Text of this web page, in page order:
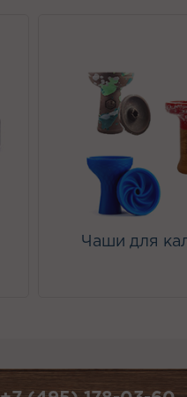
Чаши для